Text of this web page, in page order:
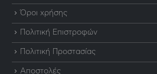
Όροι χρήσης
Πολιτική Επιστροφών
Πολιτική Προστασίας
Αποστολές